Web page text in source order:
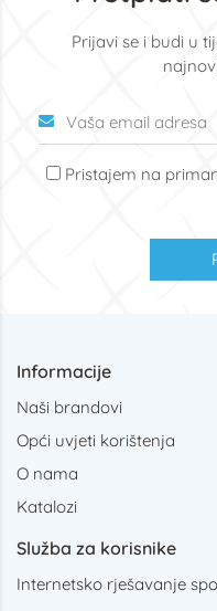
Prijavi se i budi u
Pristajem na
Informacije
Naši brandovi
Opći uvjeti korištenja
O nama
Katalozi
Služba za korisnike
Internetsko rješavanje